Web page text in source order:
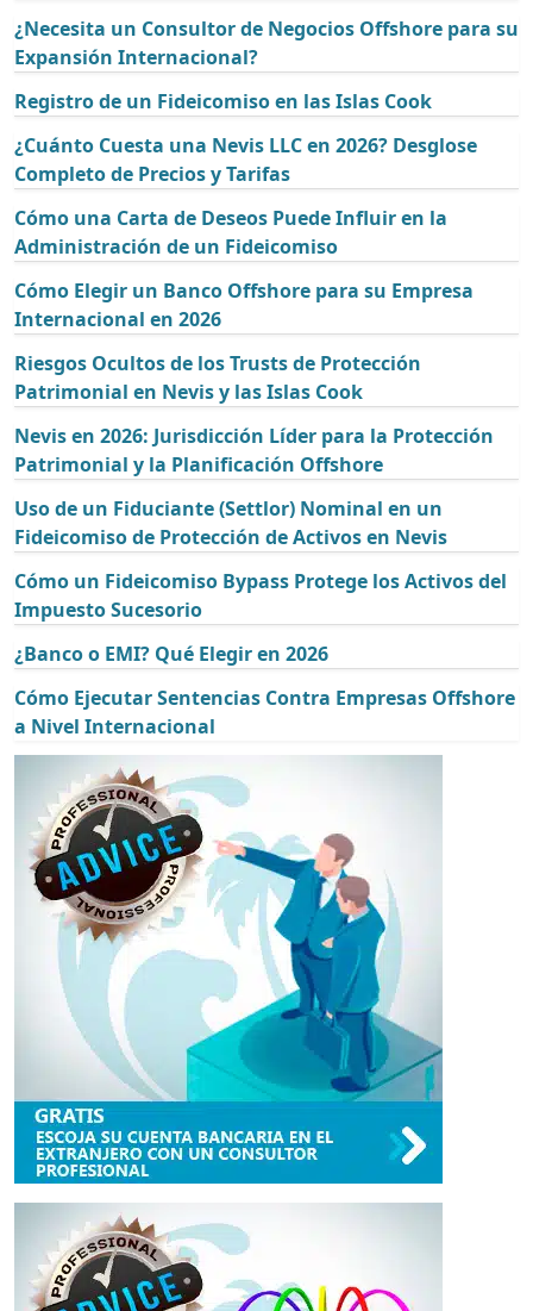
¿Necesita un Consultor de Negocios Offshore para su
Expansión Internacional?
Registro de un Fideicomiso en las Islas Cook
¿Cuánto Cuesta una Nevis LLC en 2026? Desglose
Completo de Precios y Tarifas
Cómo una Carta de Deseos Puede Influir en la
Administración de un Fideicomiso
Cómo Elegir un Banco Offshore para su Empresa
Internacional en 2026
Riesgos Ocultos de los Trusts de Protección
Patrimonial en Nevis y las Islas Cook
Nevis en 2026: Jurisdicción Líder para la Protección
Patrimonial y la Planificación Offshore
Uso de un Fiduciante (Settlor) Nominal en un
Fideicomiso de Protección de Activos en Nevis
Cómo un Fideicomiso Bypass Protege los Activos del
Impuesto Sucesorio
¿Banco o EMI? Qué Elegir en 2026
Cómo Ejecutar Sentencias Contra Empresas Offshore
a Nivel Internacional